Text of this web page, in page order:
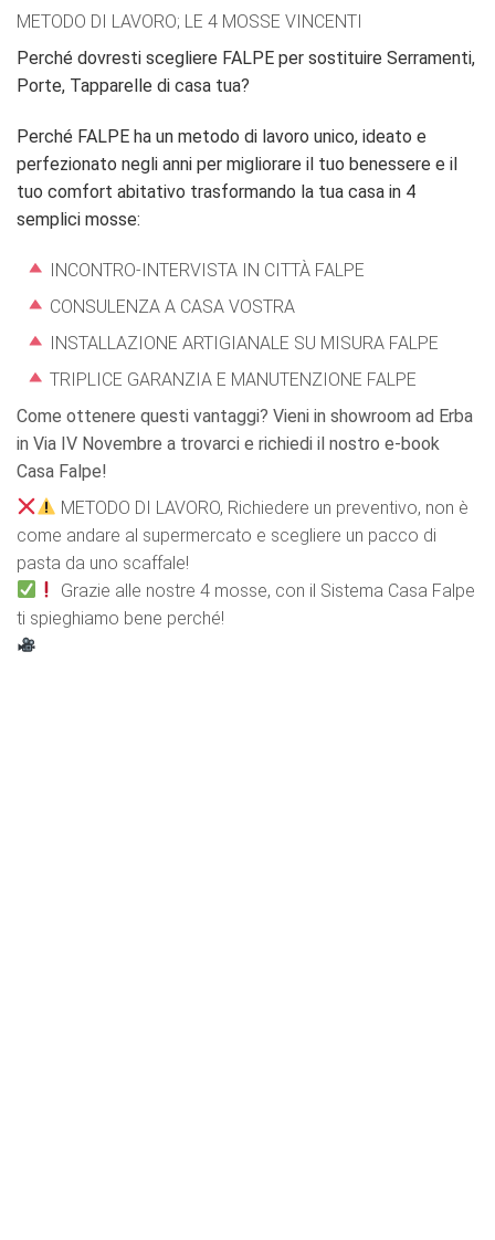
METODO DI LAVORO; LE 4 MOSSE VINCENTI
Perché dovresti scegliere FALPE per sostituire Serramenti,
Porte, Tapparelle di casa tua?
Perché FALPE ha un metodo di lavoro unico, ideato e
perfezionato negli anni per migliorare il tuo benessere e il
tuo comfort abitativo trasformando la tua casa in 4
semplici mosse:
INCONTRO-INTERVISTA IN CITTÀ FALPE
CONSULENZA A CASA VOSTRA
INSTALLAZIONE ARTIGIANALE SU MISURA FALPE
TRIPLICE GARANZIA E MANUTENZIONE FALPE
Come ottenere questi vantaggi? Vieni in showroom ad Erba
in Via IV Novembre a trovarci e richiedi il nostro e-book
Casa Falpe!
METODO DI LAVORO, Richiedere un preventivo, non è
come andare al supermercato e scegliere un pacco di
pasta da uno scaffale!
Grazie alle nostre 4 mosse, con il Sistema Casa Falpe
ti spieghiamo bene perché!